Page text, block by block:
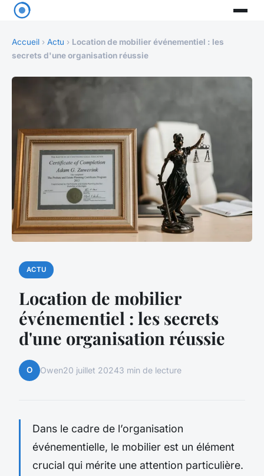
Accueil › Actu › Location de mobilier événementiel : les
secrets d'une organisation réussie
ACTU
Location de mobilier
événementiel : les secrets
d'une organisation réussie
O Owen20 juillet 20243 min de lecture
Dans le cadre de l’organisation
événementielle, le mobilier est un élément
crucial qui mérite une attention particulière.